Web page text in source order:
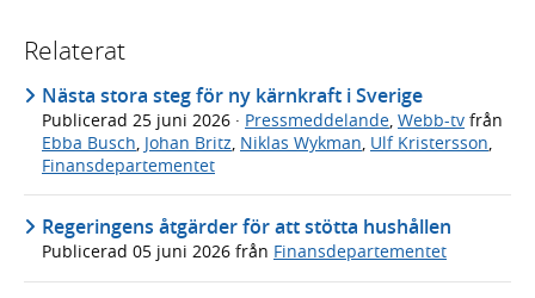
Relaterat
Nästa stora steg för ny kärnkraft i Sverige
Publicerad 25 juni 2026 · Pressmeddelande Webb-tv från
Ebba Busch Johan Britz Niklas Wykman Ulf Kristersson
Finansdepartementet
Regeringens åtgärder för att stötta hushållen
Publicerad 05 juni 2026 från Finansdepartementet